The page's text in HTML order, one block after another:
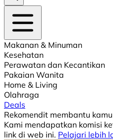
Makanan & Minuman
Kesehatan
Perawatan dan Kecantikan
Pakaian Wanita
Home & Living
Olahraga
Deals
Rekomendit membantu
Kami mendapatkan komisi
link di web ini. Pelajari lebih